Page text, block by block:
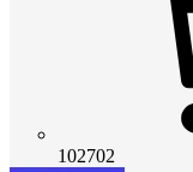
102702